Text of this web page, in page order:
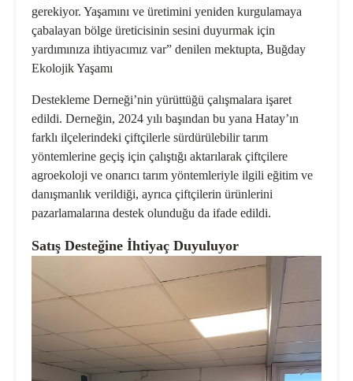
gerekiyor. Yaşamını ve üretimini yeniden kurgulamaya
çabalayan bölge üreticisinin sesini duyurmak için
yardımınıza ihtiyacımız var” denilen mektupta, Buğday
Ekolojik Yaşamı
Destekleme Derneği’nin yürüttüğü çalışmalara işaret
edildi. Derneğin, 2024 yılı başından bu yana Hatay’ın
farklı ilçelerindeki çiftçilerle sürdürülebilir tarım
yöntemlerine geçiş için çalıştığı aktarılarak çiftçilere
agroekoloji ve onarıcı tarım yöntemleriyle ilgili eğitim ve
danışmanlık verildiği, ayrıca çiftçilerin ürünlerini
pazarlamalarına destek olunduğu da ifade edildi.
Satış Desteğine İhtiyaç Duyuluyor